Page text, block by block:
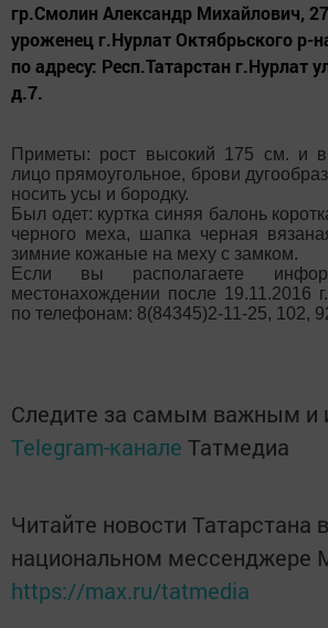
гр.Смолин Александр Михайлович,
уроженец г.Нурлат Октябрьского р-
по адресу: Респ.Татарстан г.Нурлат
д.7.
Приметы: рост высокий 175 см. и
лицо прямоугольное, брови
носить усы и бородку.
Был одет: куртка синяя балонь
черного меха, шапка черная
зимние кожаные на меху с замком.
Если вы располагаете
местонахождении после 19.11.2016
по телефонам: 8(84345)2-11-25, 102,
Следите за самым важным и
Telegram-канале Татмедиа
Читайте новости Татарстана в
национальном мессенджере
https://max.ru/tatmedia